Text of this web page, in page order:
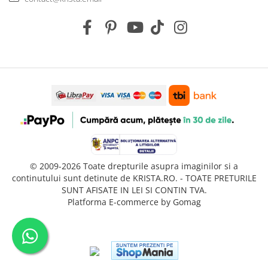
© 2009-2026 Toate drepturile asupra imaginilor si a
continutului sunt detinute de KRISTA.RO. - TOATE PRETURILE
SUNT AFISATE IN LEI SI CONTIN TVA.
Platforma E-commerce by Gomag